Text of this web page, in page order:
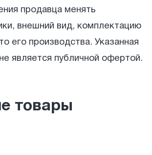
продавца менять
внешний вид, комплектацию
его производства. Указанная
является публичной офертой.
товары